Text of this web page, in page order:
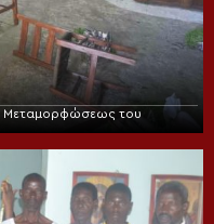
Μεταμορφώσεως του